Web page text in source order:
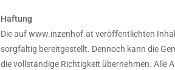
Haftung
Die auf www.inzenhof.at veröffentlichten
sorgfältig bereitgestellt. Dennoch kann die
die vollständige Richtigkeit übernehmen. Alle